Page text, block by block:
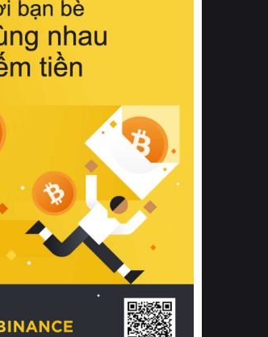
hồi chuẩn xác của phần đệm nâng đỡ
cột sống.
Bên cạnh đó, việc lựa chọn các dòng
sản phẩm đạt chuẩn chất lượng quốc
tế còn giúp ngăn ngừa tình trạng kích
khuẩn và nấm mốc trong điều kiện
thời tiết nóng ẩm. Bạn có thể tìm hiểu
thêm các nghiên cứu khoa học về tác
động của giấc ngủ và môi trường
phòng ngủ đối với sức khỏe con
người tại Sleep Foundation (External
Link) để có cái nhìn toàn diện hơn.
2. Các tiêu chí vàng khi lựa chọn
chăn ga gối đệm cao cấp cho phòng
ngủ
Để sở hữu một bộ chăn ga gối đệm
cao cấp hoàn hảo cả về thẩm mỹ lẫn
công năng, người tiêu dùng cần cân
nhắc kỹ lưỡng các tiêu chí quan trọng